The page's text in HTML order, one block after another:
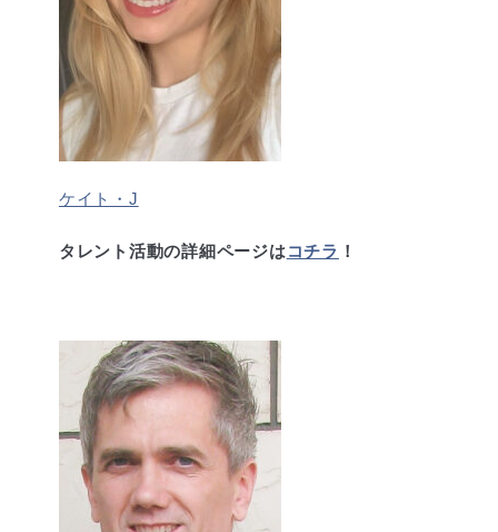
ケイト・J
タレント活動の詳細ページはコチラ ！